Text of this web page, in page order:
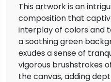
This artwork is an
composition that
interplay of colors and
a soothing green
exudes a sense of
vigorous brushstrokes
the canvas, adding